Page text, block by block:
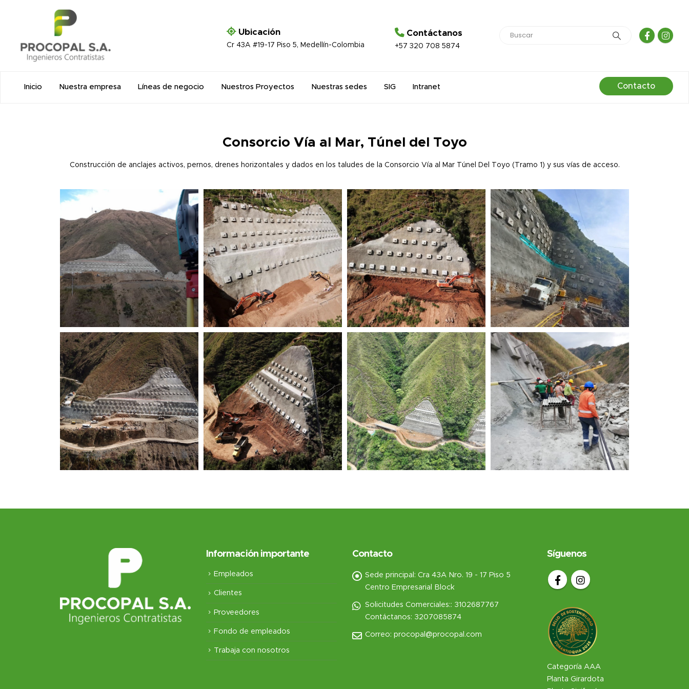
Ubicación
Cr 43A #19-17 Piso 5, Medellín-Colombia
Contáctanos
+57 320 708 5874
Inicio Nuestra empresa Líneas de negocio Nuestros Proyectos Nuestras sedes SIG Intranet Contacto
Consorcio Vía al Mar, Túnel del Toyo
Construcción de anclajes activos, pernos, drenes horizontales y dados en los taludes de la Consorcio Vía al Mar Túnel Del Toyo (Tramo 1) y sus vías de acceso.
Información importante
Empleados
Clientes
Proveedores
Fondo de empleados
Trabaja con nosotros
Contacto
Sede principal: Cra 43A Nro. 19 - 17 Piso 5
Centro Empresarial Block
Solicitudes Comerciales:: 3102687767
Contáctanos: 3207085874
Correo: procopal@procopal.com
Síguenos
Categoría AAA
Planta Girardota